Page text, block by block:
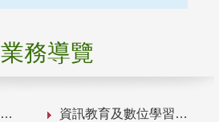
業務導覽
資訊教育及數位學習